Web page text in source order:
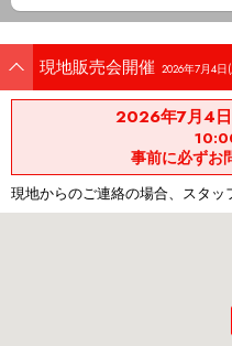
現地販売会開催 2026年7月4日
2026年7月4
事前に必ずお
現地からのご連絡の場合、スタッ